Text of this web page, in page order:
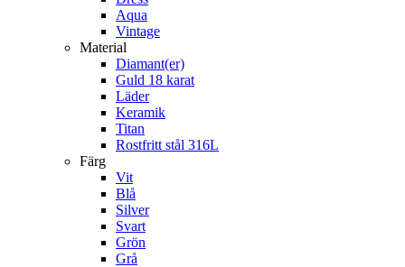
Aqua
Vintage
Material
Diamant(er)
Guld 18 karat
Läder
Keramik
Titan
Rostfritt stål 316L
Färg
Vit
Blå
Silver
Svart
Grön
Grå